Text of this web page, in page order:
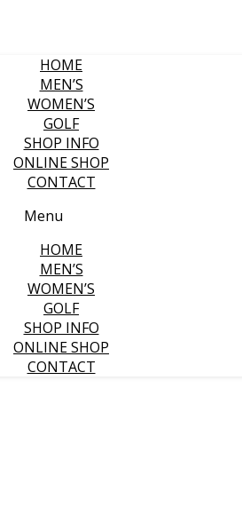
HOME
MEN’S
WOMEN’S
GOLF
SHOP INFO
ONLINE SHOP
CONTACT
Menu
HOME
MEN’S
WOMEN’S
GOLF
SHOP INFO
ONLINE SHOP
CONTACT